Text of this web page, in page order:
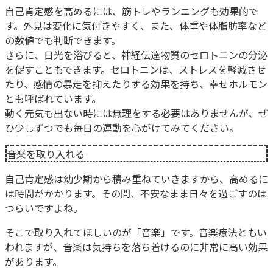
自己肯定感を高めるには、筋トレやランニングも効果的で
す。外見は変化に気付きやすく、また、体重や体脂肪率など
の数値でも判断できます。
さらに、日光を浴びると、神経伝達物質のセロトニンの分泌
を促すこともできます。セロトニンは、ストレスを軽減させ
たり、感情の暴走を抑えたりする効果を持ち、幸せホルモン
とも呼ばれています。
動く元気も出ない時には無理をする必要はありませんが、ぜ
ひ少しずつでも毎日の運動を心がけてみてください。
音楽を取り入れる
自己肯定感は幼少期から積み重ねていきますから、高めるに
は時間がかかります。その間、不安なまま日々を過ごすのは
つらいですよね。
そこで取り入れてほしいのが「音楽」です。音楽療法ともい
われますが、音楽は気持ちを落ち着けるのに非常に高い効果
があります。